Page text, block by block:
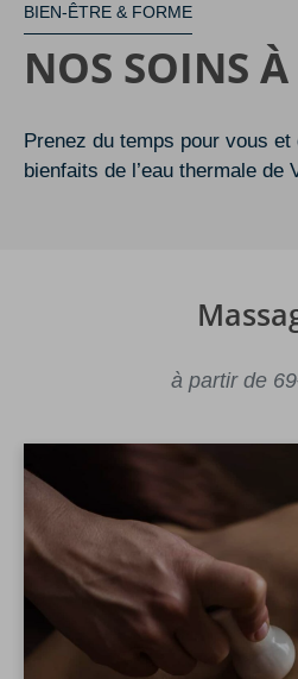
BIEN-ÊTRE & FORME
NOS SOINS
Prenez du temps pour vous
bienfaits de l’eau thermale de
à partir de